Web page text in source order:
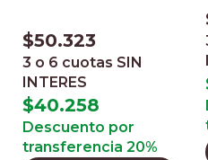
$50.323
3 o 6 cuotas SIN
INTERES
$40.258
Descuento por
transferencia 20%